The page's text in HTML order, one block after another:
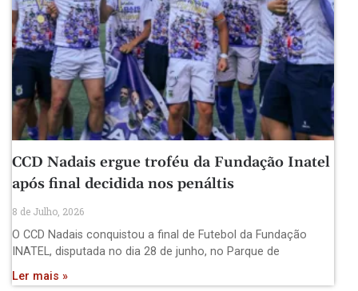
CCD Nadais ergue troféu da Fundação Inatel
após final decidida nos penáltis
8 de Julho, 2026
O CCD Nadais conquistou a final de Futebol da Fundação
INATEL, disputada no dia 28 de junho, no Parque de
Ler mais »